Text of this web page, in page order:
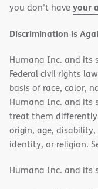
you don’t haveyour
Discrimination is
Humana Inc. and its
Federal civil rights
basis of race, color,
Humana Inc. and its
treat them
origin, age,
identity, or religion.
Humana Inc. and its